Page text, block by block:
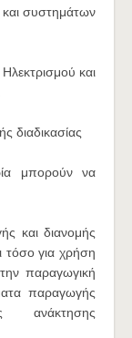
συστημάτων
και
διαδικασίας
μπορούν να
και διανομής
τόσο για χρήση
παραγωγική
παραγωγής
ανάκτησης